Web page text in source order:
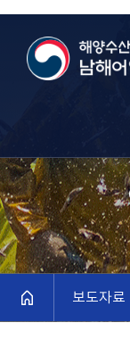
메인으로 보도자료